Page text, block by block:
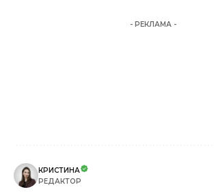
- РЕКЛАМА -
КРИСТИНА
РЕДАКТОР